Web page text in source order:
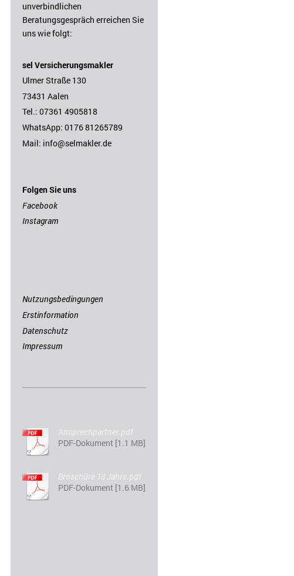
unverbindlichen
Beratungsgespräch erreichen Sie
uns wie folgt:
sel Versicherungsmakler
Ulmer Straße 130
73431 Aalen
Tel.: 07361 4905818
WhatsApp: 0176 81265789
Mail: info@selmakler.de
Folgen Sie uns
Facebook
Instagram
Nutzungsbedingungen
Erstinformation
Datenschutz
Impressum
Ansprechpartner.pdf
PDF-Dokument [1.1 MB]
Broschüre 18 Jahre.pdf
PDF-Dokument [1.6 MB]